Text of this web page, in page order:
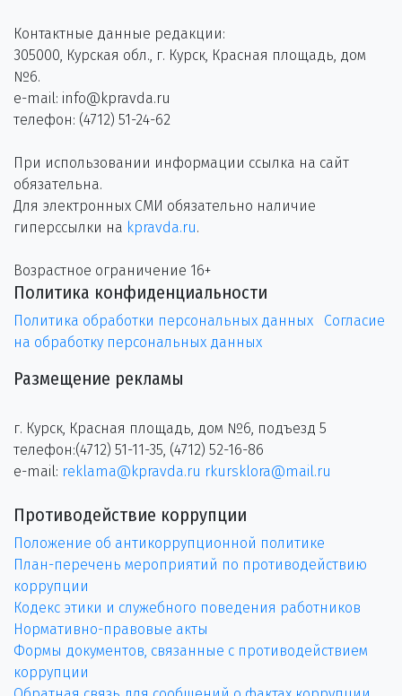
Контактные данные редакции:
305000, Курская обл., г. Курск, Красная площадь, дом
№6.
e-mail: info@kpravda.ru
телефон: (4712) 51-24-62
При использовании информации ссылка на сайт
обязательна.
Для электронных СМИ обязательно наличие
гиперссылки на kpravda.ru.
Возрастное ограничение 16+
Политика конфиденциальности
Политика обработки персональных данных
Согласие
на обработку персональных данных
Размещение рекламы
г. Курск, Красная площадь, дом №6, подъезд 5
телефон:(4712) 51-11-35, (4712) 52-16-86
e-mail: reklama@kpravda.ru rkursklora@mail.ru
Противодействие коррупции
Положение об антикоррупционной политике
План-перечень мероприятий по противодействию
коррупции
Кодекс этики и служебного поведения работников
Нормативно-правовые акты
Формы документов, связанные с противодействием
коррупции